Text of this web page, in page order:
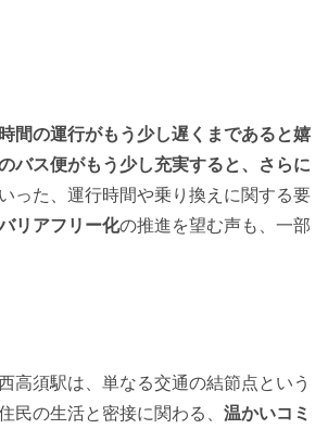
間の運行がもう少し遅くまであると嬉
バス便がもう少し充実すると、さらに
った、運行時間や乗り換えに関する要
リアフリー化の推進を望む声も、一部
高須駅は、単なる交通の結節点という
民の生活と密接に関わる、 温かいコミ